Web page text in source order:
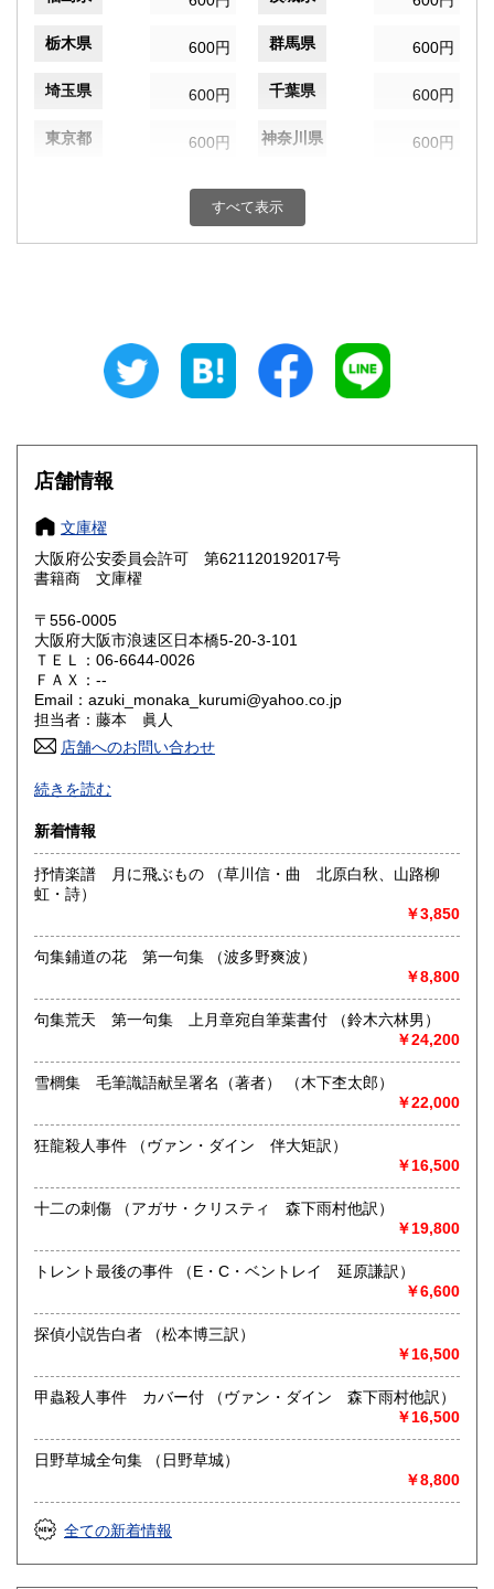
栃木県 600円 群馬県 600円
埼玉県 600円 千葉県 600円
東京都 600円 神奈川県 600円
600円 富山県
600円 三重県
大阪府
奈良県
鳥取県 600円 島根県
岡山県
山口県 600円
香川県 600円 愛媛県
高知県 600円
佐賀県
熊本県 600円 大分県 600円
宮崎県
600円
すべて表示
店舗情報
文庫櫂
大阪府公安委員会許可 第621120192017号
書籍商 文庫櫂
〒556-0005
大阪府大阪市浪速区日本橋5-20-3-101
ＴＥＬ：06-6644-0026
ＦＡＸ：--
Email：azuki_monaka_kurumi@yahoo.co.jp
担当者：藤本 眞人
店舗へのお問い合わせ
古書につきましては特性上美、極美であっても殆どの状態表
記を並～良好としております。画像を掲載しておりますので
沿線名：大阪メトロ堺筋線
最寄駅：恵美須町駅
営業時間：13時～17時
書籍の買取について
-
国語国文、近代文献、趣味、古書一般（その他）
続きを読む
新着情報
抒情楽譜 月に飛ぶもの （草川信・曲 北原白秋、山路柳
虹・詩）
￥3,850
句集鋪道の花 第一句集 （波多野爽波）
￥8,800
句集荒天 第一句集 上月章宛自筆葉書付 （鈴木六林男）
￥24,200
雪櫚集 毛筆識語献呈署名（著者） （木下杢太郎）
￥22,000
狂龍殺人事件 （ヴァン・ダイン 伴大矩訳）
￥16,500
十二の刺傷 （アガサ・クリスティ 森下雨村他訳）
￥19,800
トレント最後の事件 （E・C・ベントレイ 延原謙訳）
￥6,600
探偵小説告白者 （松本博三訳）
￥16,500
甲蟲殺人事件 カバー付 （ヴァン・ダイン 森下雨村他訳）
￥16,500
日野草城全句集 （日野草城）
￥8,800
全ての新着情報